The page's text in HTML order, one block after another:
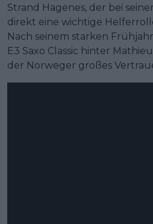
Strand Hagenes, der bei
direkt eine wichtige
Nach seinem starken
E3 Saxo Classic hinter
der Norweger großes